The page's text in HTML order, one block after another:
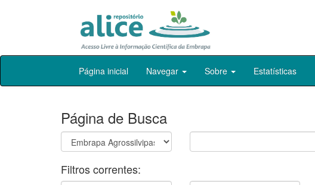
Skip
Página inicial Navegar Sobre Estatísticas
Página de Busca
Filtros correntes: